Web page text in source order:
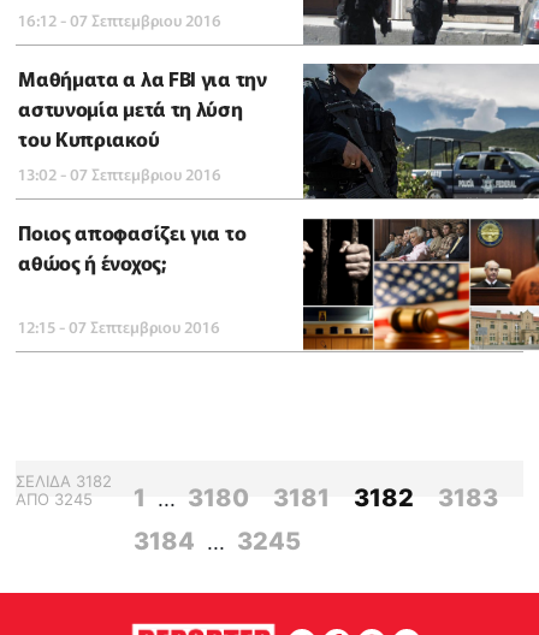
16:12 - 07 Σεπτεμβριου 2016
Μαθήματα α λα FBI για την
αστυνομία μετά τη λύση
του Κυπριακού
13:02 - 07 Σεπτεμβριου 2016
Ποιος αποφασίζει για το
αθώος ή ένοχος;
12:15 - 07 Σεπτεμβριου 2016
ΣΕΛΙΔΑ 3182
ΑΠΟ 3245 1 ... 3180 3181 3182
3183
3184 ... 3245